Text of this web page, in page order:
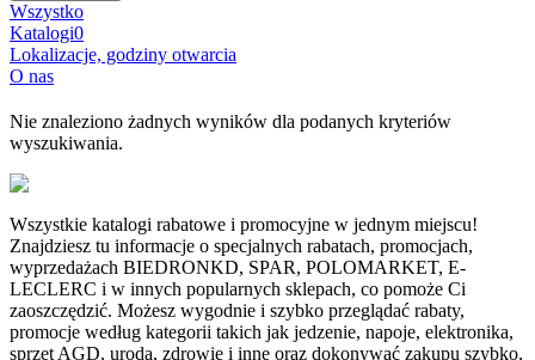
Wszystko
Katalogi0
Lokalizacje, godziny otwarcia
O nas
Nie znaleziono żadnych wyników dla podanych kryteriów
wyszukiwania.
Wszystkie katalogi rabatowe i promocyjne w jednym miejscu!
Znajdziesz tu informacje o specjalnych rabatach, promocjach,
wyprzedażach BIEDRONKD, SPAR, POLOMARKET, E-
LECLERC i w innych popularnych sklepach, co pomoże Ci
zaoszczędzić. Możesz wygodnie i szybko przeglądać rabaty,
promocje według kategorii takich jak jedzenie, napoje, elektronika,
sprzęt AGD, uroda, zdrowie i inne oraz dokonywać zakupu szybko,